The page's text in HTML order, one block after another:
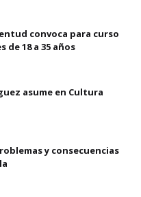
convoca para curso
de 18 a 35 años
asume en Cultura
y consecuencias